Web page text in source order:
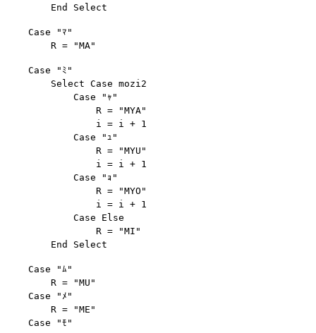
    Case "ﾏ"
    Case "ﾐ"
        Select Case mozi2
            Case "ｬ"
                R = "MYA"
                i = i + 1
            Case "ｭ"
                R = "MYU"
                i = i + 1
            Case "ｮ"
                R = "MYO"
                i = i + 1
            Case Else
                R = "MI"
    Case "ﾑ"
        R = "MU"
    Case "ﾒ"
        R = "ME"
    Case "ﾓ"